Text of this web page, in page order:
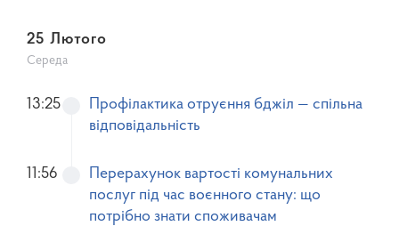
25 Лютого
Середа
Профілактика отруєння бджіл — спільна
відповідальність
13:25
Перерахунок вартості комунальних
послуг під час воєнного стану: що
потрібно знати споживачам
11:56